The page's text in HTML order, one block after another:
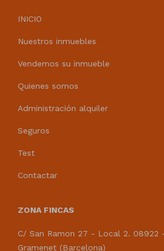
INICIO
Nuestros inmuebles
Vendemos su inmueble
Quienes somos
Administración alquiler
Seguros
Test
Contactar
ZONA FINCAS
C/ San Ramon 27 - Local 2. 08922
Gramenet (Barcelona)